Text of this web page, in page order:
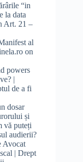
“in
la data
Art. 21 –
al
on
powers
|
de a fi
dosar
și
vă puteți
audierii?
Avocat
| Drept